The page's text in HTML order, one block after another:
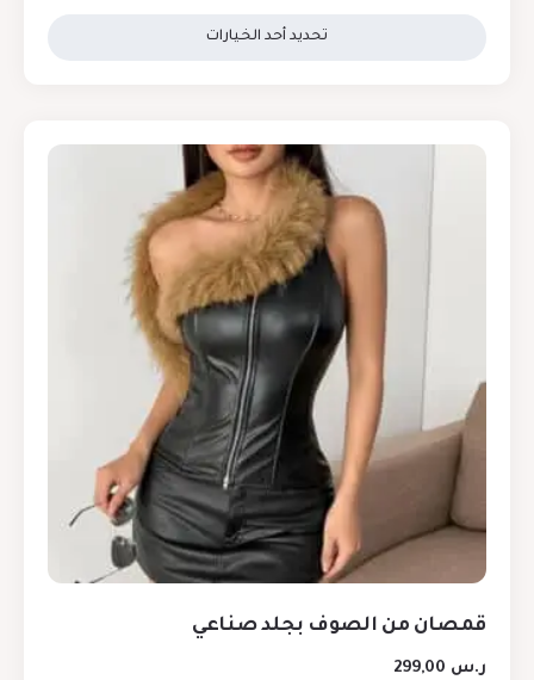
تحديد أحد الخيارات
قمصان من الصوف بجلد صناعي
ر.س